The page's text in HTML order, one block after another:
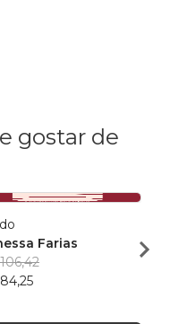
gostar de
Farias
Há